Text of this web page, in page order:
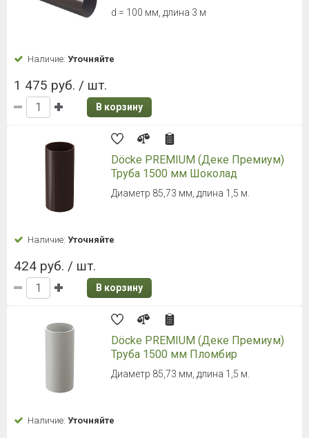
d = 100 мм, длина 3 м
Наличие: Уточняйте
1 475 руб. / шт.
В корзину
Döcke PREMIUM (Деке Премиум)
Труба 1500 мм Шоколад
Диаметр 85,73 мм, длина 1,5 м.
Наличие: Уточняйте
424 руб. / шт.
В корзину
Döcke PREMIUM (Деке Премиум)
Труба 1500 мм Пломбир
Диаметр 85,73 мм, длина 1,5 м.
Наличие: Уточняйте